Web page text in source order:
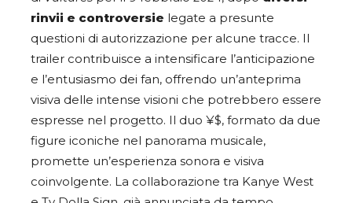
rinvii e controversie legate a presunte
questioni di autorizzazione per alcune tracce. Il
trailer contribuisce a intensificare l’anticipazione
e l’entusiasmo dei fan, offrendo un’anteprima
visiva delle intense visioni che potrebbero essere
espresse nel progetto. Il duo ¥$, formato da due
figure iconiche nel panorama musicale,
promette un’esperienza sonora e visiva
coinvolgente. La collaborazione tra Kanye West